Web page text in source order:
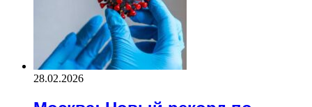
28.02.2026